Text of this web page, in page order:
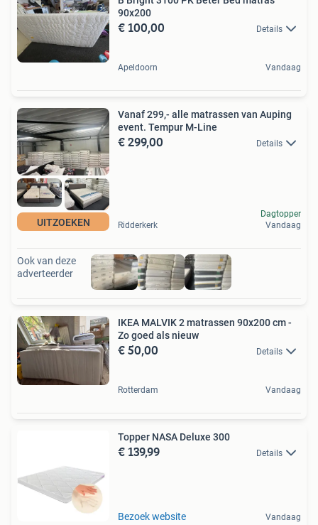
90x200
€ 100,00 Details
Apeldoorn Vandaag
UITZOEKEN
Vanaf 299,- alle matrassen van Auping
event. Tempur M-Line
€ 299,00 Details
Ridderkerk
Dagtopper
Vandaag
Ook van deze
adverteerder
IKEA MALVIK 2 matrassen 90x200 cm -
Zo goed als nieuw
€ 50,00 Details
Rotterdam Vandaag
Topper NASA Deluxe 300
€ 139,99 Details
Bezoek website Vandaag